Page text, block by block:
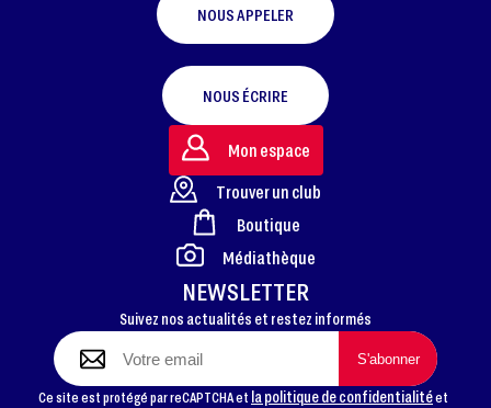
FOOTER
NOUS APPELER
NOUS ÉCRIRE
NEWSLETTER
Suivez nos actualités et restez informés
Ce site est protégé par reCAPTCHA et la politique de confidentialitéet
Mon espace
Trouver un club
Boutique
Médiathèque